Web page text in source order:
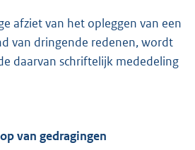
afziet van het opleggen van een
van dringende redenen, wordt
daarvan schriftelijk mededeling
van gedragingen